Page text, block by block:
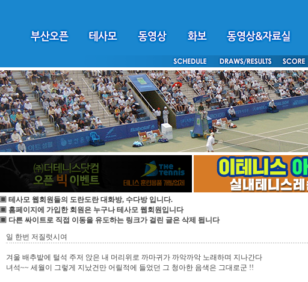
▣ 테사모 웹회원들의 도란도란 대화방, 수다방 입니다.
▣ 홈페이지에 가입한 회원은 누구나 테사모 웹회원입니다
▣ 다른 싸이트로 직접 이동을 유도하는 링크가 걸린 글은 삭제 됩니다
일 한번 저질럿시여
겨울 배추밭에 털석 주저 앉은 내 머리위로 까마귀가 까악까악 노래하며 지나간다
녀석~~ 세월이 그렇게 지났건만 어릴적에 들었던 그 청아한 음색은 그대로군 !!